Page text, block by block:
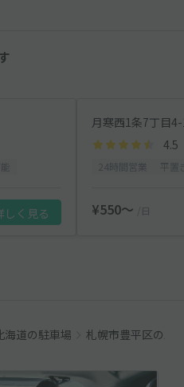
しく見る
月寒西1条7丁目
4.5
¥550〜 /日
海道の駐車場 札幌市豊平区の駐